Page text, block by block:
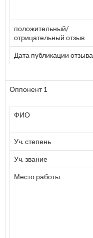
положительный/
отрицательный отзыв
Дата публикации отзыва
Оппонент 1
ФИО
Уч. степень
Уч. звание
Место работы